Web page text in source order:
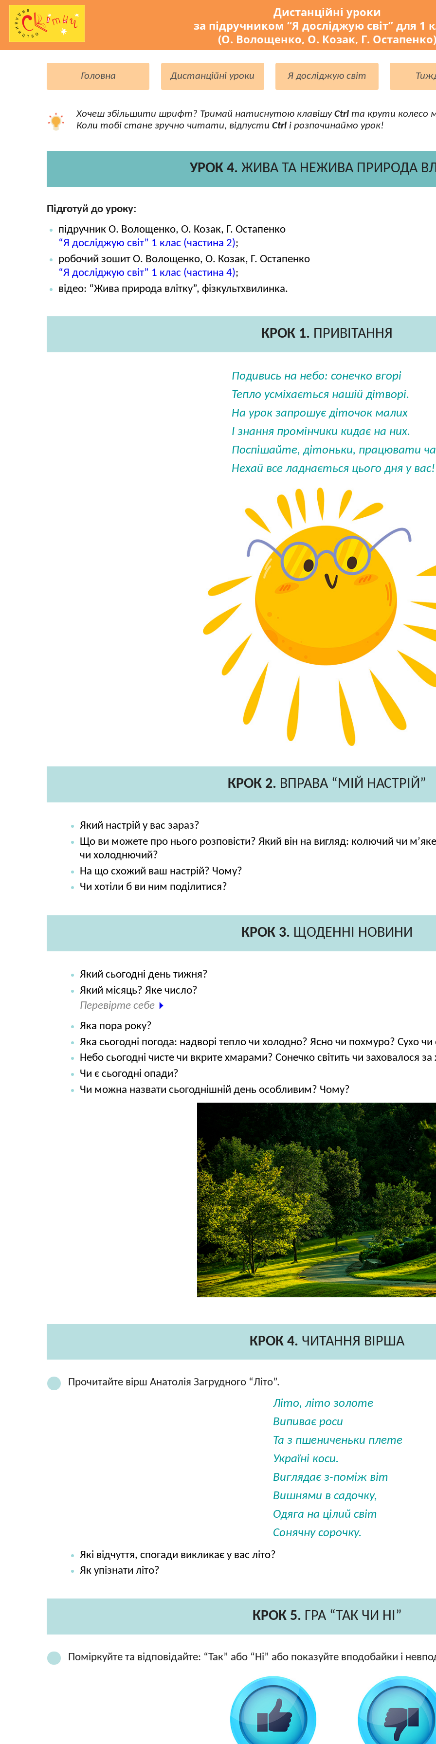
Дистанційні уроки
за підручником “Я досліджую світ” для 1
(О. Волощенко, О. Козак, Г. Остапенко)
Головна Дистанційні уроки Я досліджую світ
Хочеш збільшити шрифт? Тримай натиснутою клавішуCtrl та крути колесо
Коли тобі стане зручно читати, відпустиCtrl і розпочинаймо урок!
УРОК 4. ЖИВА ТА НЕЖИВА ПРИРОДА
Підготуй до уроку:
підручник О. Волощенко, О. Козак, Г. Остапенко
“Я досліджую світ” 1 клас (частина 2);
робочий зошит О. Волощенко, О. Козак, Г. Остапенко
“Я досліджую світ” 1 клас (частина 4);
відео: “Жива природа влітку”, фізкультхвилинка.
КРОК 1. ПРИВІТАННЯ
Подивись на небо: сонечко вгорі
Тепло усміхається нашій дітворі.
На урок запрошує діточок малих
І знання промінчики кидає на них.
Поспішайте, дітоньки, працювати
Нехай все ладнається цього дня у вас!
КРОК 2. ВПРАВА “МІЙ НАСТРІЙ”
Який настрій у вас зараз?
Що ви можете про нього розповісти? Який він на вигляд: колючий чи
чи холоднючий?
На що схожий ваш настрій? Чому?
Чи хотіли б ви ним поділитися?
КРОК 3. ЩОДЕННІ НОВИНИ
Який сьогодні день тижня?
Який місяць? Яке число?
Перевірте себе
Яка пора року?
Яка сьогодні погода: надворі тепло чи холодно? Ясно чи похмуро? Сухо чи
Небо сьогодні чисте чи вкрите хмарами? Сонечко світить чи заховалося
Чи є сьогодні опади?
Чи можна назвати сьогоднішній день особливим? Чому?
КРОК 4. ЧИТАННЯ ВІРША
Прочитайте вірш Анатолія Загрудного “Літо”.
Літо, літо золоте
Випиває роси
Та з пшениченьки плете
Україні коси.
Виглядає з-поміж віт
Вишнями в садочку,
Одяга на цілий світ
Сонячну сорочку.
Які відчуття, спогади викликає у вас літо?
Як упізнати літо?
КРОК 5. ГРА “ТАК ЧИ НІ”
Поміркуйте та відповідайте: “Так” або “Ні” або показуйте вподобайки і